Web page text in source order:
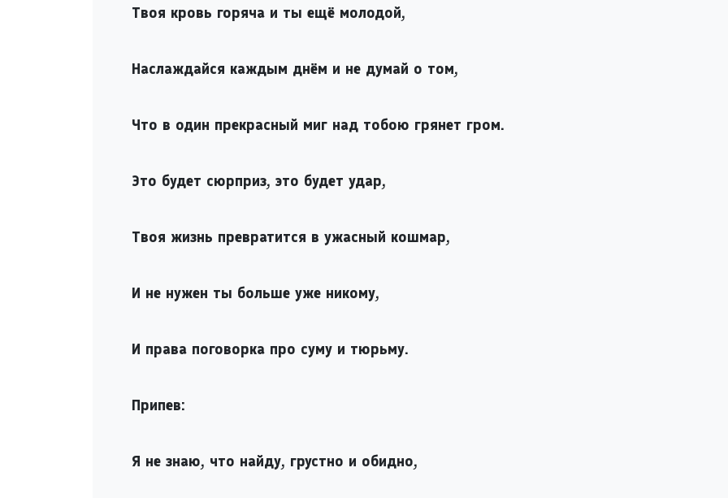
Твоя кровь горяча и ты ещё молодой,
Наслаждайся каждым днём и не думай о том,
Что в один прекрасный миг над тобою грянет гром.
Это будет сюрприз, это будет удар,
Твоя жизнь превратится в ужасный кошмар,
И не нужен ты больше уже никому,
И права поговорка про суму и тюрьму.
Припев:
Я не знаю, что найду, грустно и обидно,